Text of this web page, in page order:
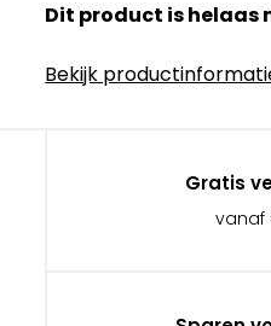
Dit product is helaas
Bekijk
Gratis
vanaf